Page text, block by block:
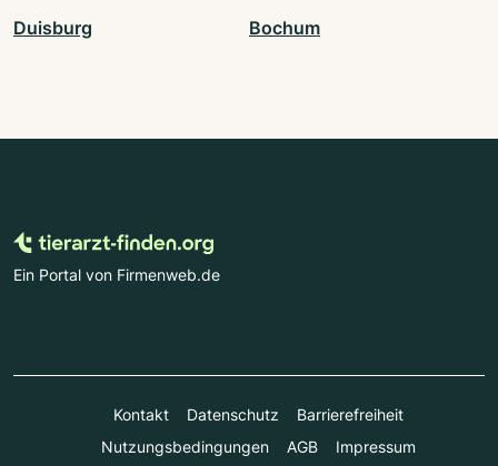
Duisburg Bochum
Ein Portal von Firmenweb.de
Kontakt Datenschutz
Barrierefreiheit
Nutzungsbedingungen
AGB Impressum